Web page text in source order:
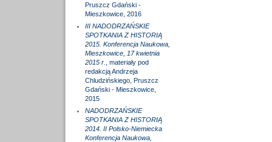
Pruszcz Gdański -
Mieszkowice, 2016
III NADODRZAŃSKIE
SPOTKANIA Z HISTORIĄ
2015. Konferencja Naukowa,
Mieszkowice, 17 kwietnia
2015 r.
, materiały pod
redakcją Andrzeja
Chludzińskiego, Pruszcz
Gdański - Mieszkowice,
2015
NADODRZAŃSKIE
SPOTKANIA Z HISTORIĄ
2014. II Polsko-Niemiecka
Konferencja Naukowa,